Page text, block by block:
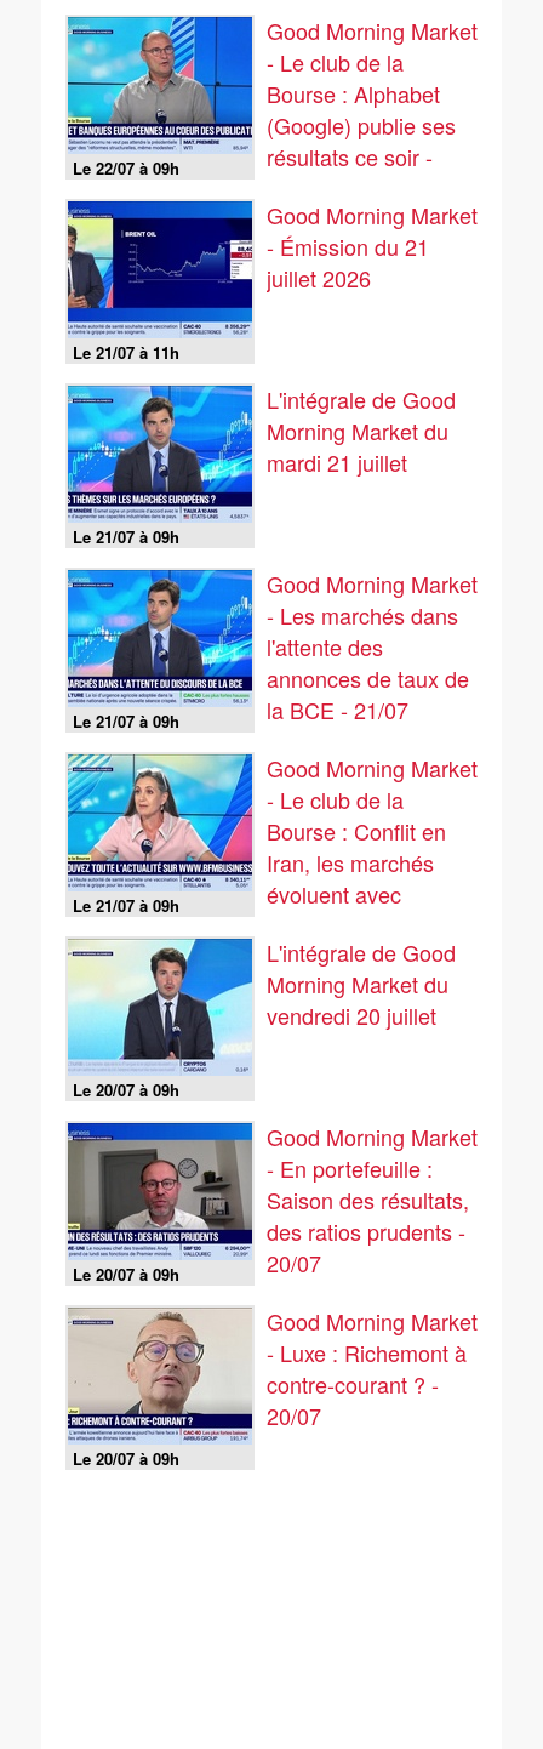
Le 22/07 à 09h
Good Morning Market
- Le club de la
Bourse : Alphabet
(Google) publie ses
résultats ce soir -
Le 21/07 à 11h
Good Morning Market
- Émission du 21
juillet 2026
Le 21/07 à 09h
L'intégrale de Good
Morning Market du
mardi 21 juillet
Le 21/07 à 09h
Good Morning Market
- Les marchés dans
l'attente des
annonces de taux de
la BCE - 21/07
Le 21/07 à 09h
Good Morning Market
- Le club de la
Bourse : Conflit en
Iran, les marchés
évoluent avec
Le 20/07 à 09h
L'intégrale de Good
Morning Market du
vendredi 20 juillet
Le 20/07 à 09h
Good Morning Market
- En portefeuille :
Saison des résultats,
des ratios prudents -
20/07
Le 20/07 à 09h
Good Morning Market
- Luxe : Richemont à
contre-courant ? -
20/07